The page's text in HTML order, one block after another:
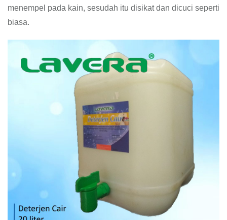
menempel pada kain, sesudah itu disikat dan dicuci seperti
biasa.